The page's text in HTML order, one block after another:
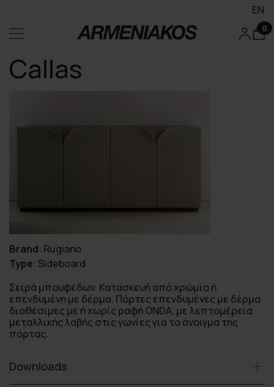
EN
0
Callas
Brand: Rugiano
Type: Sideboard
Σειρά μπουφέδων. Κατασκευή από χρώμιο ή
επενδυμένη με δέρμα. Πόρτες επενδυμένες με δέρμα
διαθέσιμες με ή χωρίς ραφή ONDA, με λεπτομέρεια
μεταλλικής λαβής στις γωνίες για το άνοιγμα της
πόρτας.
Downloads